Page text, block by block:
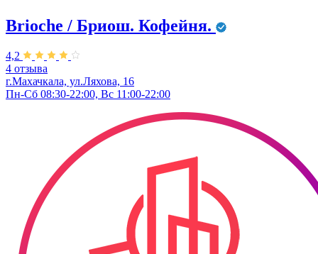
Brioche / Бриош. Кофейня.
4,2
4 отзыва
г.Махачкала, ул.Ляхова, 16
Пн-Сб 08:30-22:00, Вс 11:00-22:00